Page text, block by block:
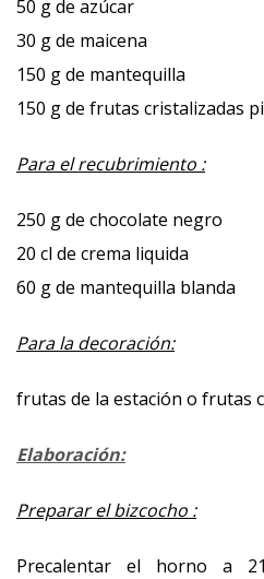
50 g de azúcar
30 g de maicena
150 g de mantequilla
150 g de frutas cristalizadas
Para el recubrimiento :
250 g de chocolate negro
20 cl de crema liquida
60 g de mantequilla blanda
Para la decoración:
frutas de la estación o frutas
Elaboración:
Preparar el bizcocho :
Precalentar el horno a